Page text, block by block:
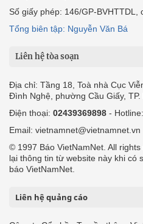
Số giấy phép: 146/GP-BVHTTDL,
Tổng biên tập: Nguyễn Văn Bá
Liên hệ tòa soạn
Địa chỉ: Tầng 18, Toà nhà Cục
Đình Nghệ, phường Cầu Giấy, TP.
Điện thoại: 02439369898 - Hotline:
Email: vietnamnet@vietnamnet.vn
© 1997 Báo VietNamNet. All
lại thông tin từ website này khi có
báo VietNamNet.
Liên hệ quảng cáo